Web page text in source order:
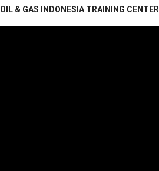
OIL & GAS INDONESIA TRAINING CENTER